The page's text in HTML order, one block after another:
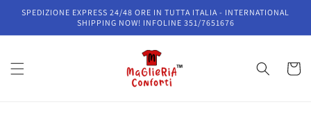
direttamente
SPEDIZIONE EXPRESS 24/48 ORE IN TUTTA ITALIA - INTERNATIONAL
SHIPPING NOW! INFOLINE 351/7651676
Carrello